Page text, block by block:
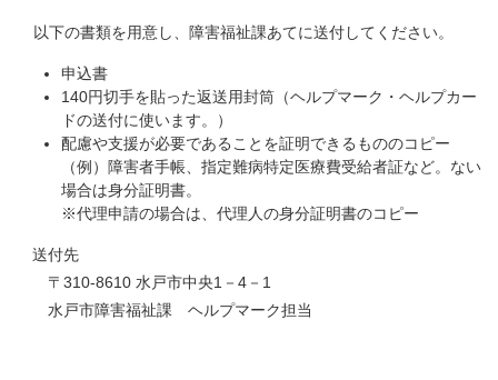
以下の書類を用意し、障害福祉課あてに送付してください。
申込書
140円切手を貼った返送用封筒（ヘルプマーク・ヘルプカー
ドの送付に使います。）
配慮や支援が必要であることを証明できるもののコピー
（例）障害者手帳、指定難病特定医療費受給者証など。ない
場合は身分証明書。
※代理申請の場合は、代理人の身分証明書のコピー
送付先
〒310-8610 水戸市中央1－4－1
水戸市障害福祉課 ヘルプマーク担当